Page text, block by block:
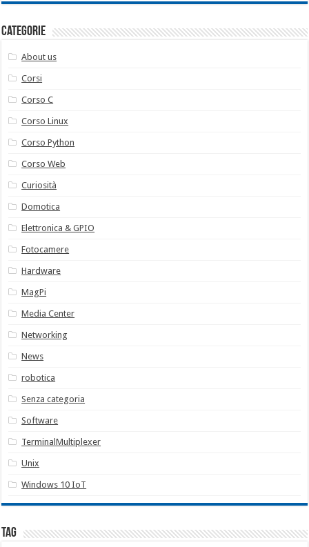
Categorie
About us
Corsi
Corso C
Corso Linux
Corso Python
Corso Web
Curiosità
Domotica
Elettronica & GPIO
Fotocamere
Hardware
MagPi
Media Center
Networking
News
robotica
Senza categoria
Software
TerminalMultiplexer
Unix
Windows 10 IoT
Tag